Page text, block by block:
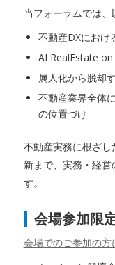
当フォーラムでは、
不動産DXにおけ
AI RealEstate
属人化から脱却
不動産業界全体
の位置づけ
不動産実務に根ざし
新まで、実務・経
す。
会場参加限
会場でのご参加の方